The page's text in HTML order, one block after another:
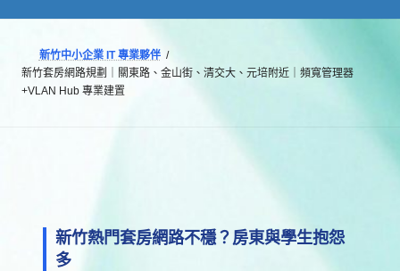
新竹中小企業 IT 專業夥伴
新竹套房網路規劃｜關東路、金山街、清交大、元培附近｜頻寬管理器
+VLAN Hub 專業建置
新竹熱門套房網路不穩？房東與學生抱怨
多